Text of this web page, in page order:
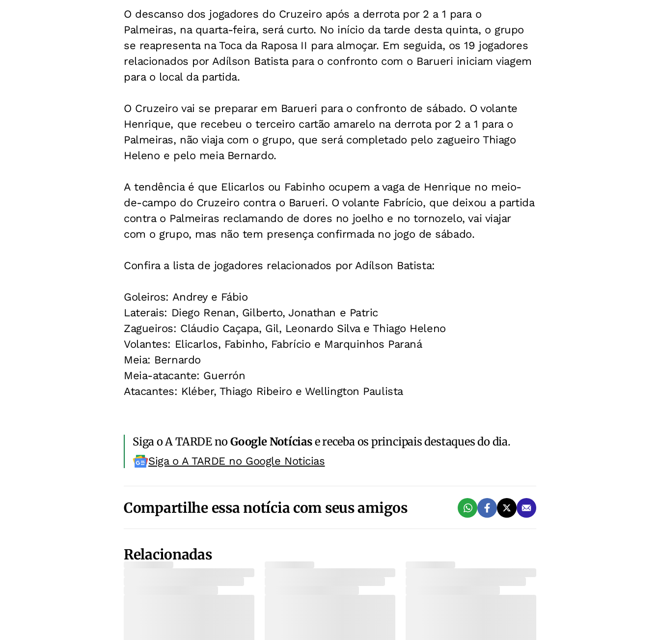
O descanso dos jogadores do Cruzeiro após a derrota por 2 a 1 para o
Palmeiras, na quarta-feira, será curto. No início da tarde desta quinta, o grupo
se reapresenta na Toca da Raposa II para almoçar. Em seguida, os 19 jogadores
relacionados por Adílson Batista para o confronto com o Barueri iniciam viagem
para o local da partida.
O Cruzeiro vai se preparar em Barueri para o confronto de sábado. O volante
Henrique, que recebeu o terceiro cartão amarelo na derrota por 2 a 1 para o
Palmeiras, não viaja com o grupo, que será completado pelo zagueiro Thiago
Heleno e pelo meia Bernardo.
A tendência é que Elicarlos ou Fabinho ocupem a vaga de Henrique no meio-
de-campo do Cruzeiro contra o Barueri. O volante Fabrício, que deixou a partida
contra o Palmeiras reclamando de dores no joelho e no tornozelo, vai viajar
com o grupo, mas não tem presença confirmada no jogo de sábado.
Confira a lista de jogadores relacionados por Adílson Batista:
Goleiros: Andrey e Fábio
Laterais: Diego Renan, Gilberto, Jonathan e Patric
Zagueiros: Cláudio Caçapa, Gil, Leonardo Silva e Thiago Heleno
Volantes: Elicarlos, Fabinho, Fabrício e Marquinhos Paraná
Meia: Bernardo
Meia-atacante: Guerrón
Atacantes: Kléber, Thiago Ribeiro e Wellington Paulista
Siga o A TARDE noGoogle Notíciase receba os principais destaques do dia.
Siga o A TARDE no Google Noticias
Compartilhe essa notícia com seus amigos
Relacionadas